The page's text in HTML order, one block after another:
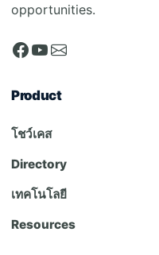
opportunities.
Product
โชว์เคส
Directory
เทคโนโลยี
Resources